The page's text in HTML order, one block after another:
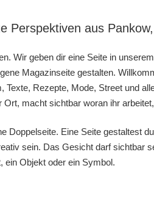
Perspektiven aus
Wir geben dir eine Seite in
Magazinseite gestalten.
Texte, Rezepte, Mode, Street und
Ort, macht sichtbar woran ihr
Doppelseite. Eine Seite gestaltest
sein. Das Gesicht darf sichtbar
ein Objekt oder ein Symbol.